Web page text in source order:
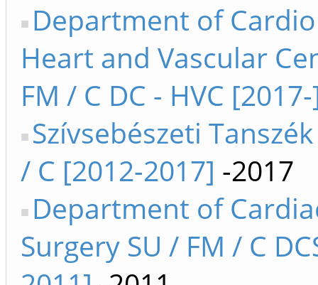
Department of
Heart and Vascular
FM / C DC - HVC
Szívsebészeti
/ C [2012-2017] -2017
Department of
Surgery SU / FM / C